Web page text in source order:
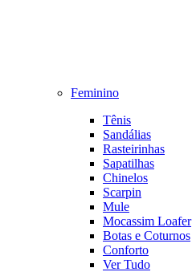
Feminino
Tênis
Sandálias
Rasteirinhas
Sapatilhas
Chinelos
Scarpin
Mule
Mocassim Loafer
Botas e Coturnos
Conforto
Ver Tudo